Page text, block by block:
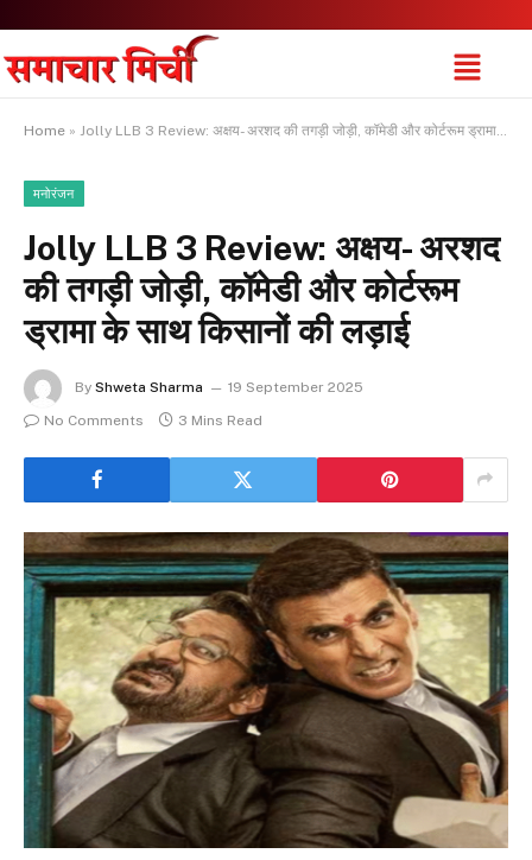
Home » Jolly LLB 3 Review: अक्षय- अरशद की तगड़ी जोड़ी, कॉमेडी और कोर्टरूम ड्रामा के साथ किसानों की लड़ाई
मनोरंजन
Jolly LLB 3 Review: अक्षय- अरशद
की तगड़ी जोड़ी, कॉमेडी और कोर्टरूम
ड्रामा के साथ किसानों की लड़ाई
By Shweta Sharma
19 September 2025
No Comments
3 Mins Read